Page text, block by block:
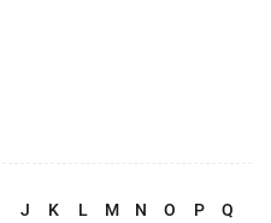
J K L M N O P Q